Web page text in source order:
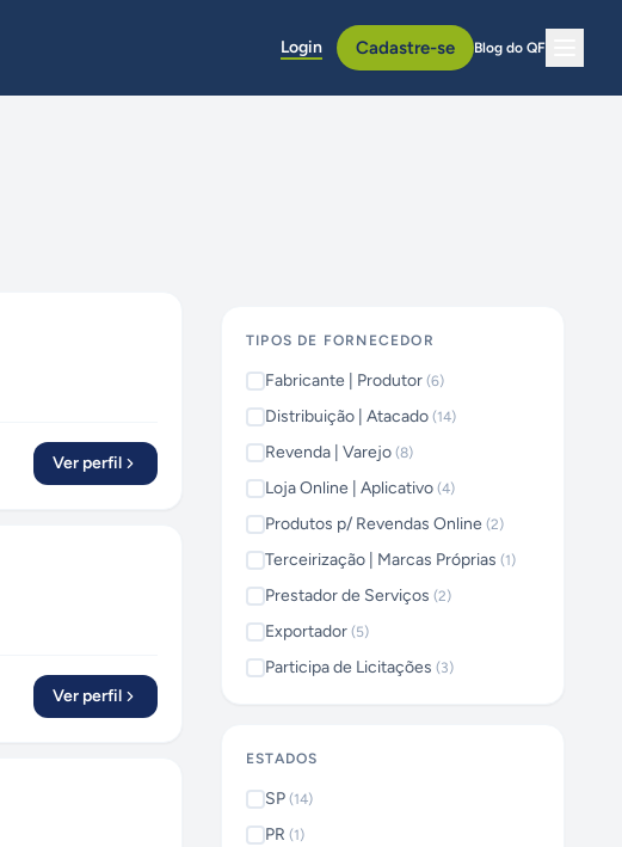
Login Cadastre-se Blog do QF
Ver perfil
Ver perfil
TIPOS DE FORNECEDOR
Fabricante | Produtor (6)
Distribuição | Atacado (14)
Revenda | Varejo (8)
Loja Online | Aplicativo (4)
Produtos p/ Revendas Online (2)
Terceirização | Marcas Próprias (1)
Prestador de Serviços (2)
Exportador (5)
Participa de Licitações (3)
ESTADOS
SP (14)
PR (1)